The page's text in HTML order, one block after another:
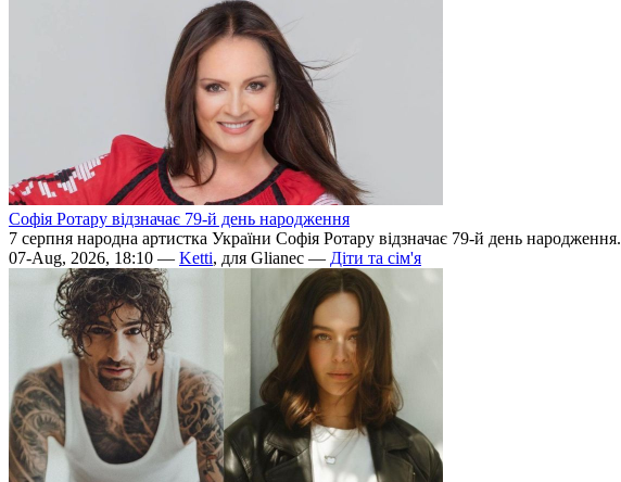
Софія Ротару відзначає 79-й день народження
7 серпня народна артистка України Софія Ротару відзначає 79-й день народження.
07-Aug, 2026, 18:10 — Ketti, для Glianec — Діти та сім'я